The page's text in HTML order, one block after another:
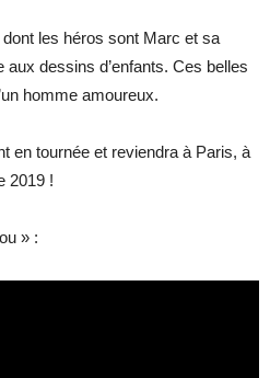
les héros sont Marc et sa
aux dessins d’enfants. Ces belles
homme amoureux.
en tournée et reviendra à Paris, à
2019 !
» :